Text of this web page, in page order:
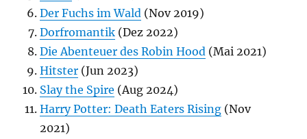
Der Fuchs im Wald (Nov 2019)
Dorfromantik (Dez 2022)
Die Abenteuer des Robin Hood (Mai 2021)
Hitster (Jun 2023)
Slay the Spire (Aug 2024)
Harry Potter: Death Eaters Rising (Nov
2021)